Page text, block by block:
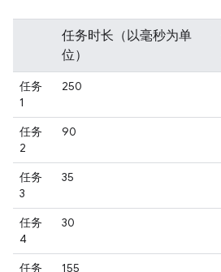
任务时长（以毫秒为单
位）
任务
1
250
任务
2
90
任务
3
35
任务
4
30
任务 155